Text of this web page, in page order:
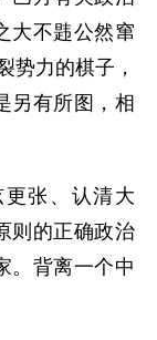
大不韪公然窜
势力的棋子，
另有所图，相
张、认清大
则的正确政治
。背离一个中